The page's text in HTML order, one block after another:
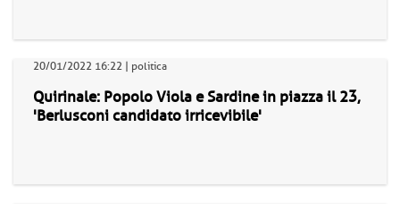
20/01/2022 16:22 | politica
Quirinale: Popolo Viola e Sardine in piazza il 23,
'Berlusconi candidato irricevibile'